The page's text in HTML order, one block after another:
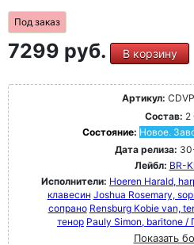
Под заказ
7299 руб. В корзину
Артикул:
Состав: 2
Состояние: Новое.
Дата релиза:
Лейбл: BR-
Исполнители: Hoeren Harald,
клавесин Joshua Rosemary,
сопрано Rensburg Kobie van,
тенор Pauly Simon, baritone /
Показать